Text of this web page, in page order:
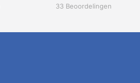
33 Beoordelingen